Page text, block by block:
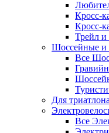
Кросс-
Кросс-
Трейл и
Шоссейные и
Все
Для триатлона
Все